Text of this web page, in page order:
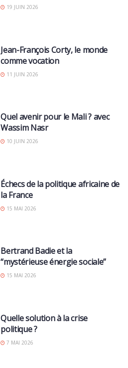
19 JUIN 2026
Jean-François Corty, le monde
comme vocation
11 JUIN 2026
Quel avenir pour le Mali ? avec
Wassim Nasr
10 JUIN 2026
Échecs de la politique africaine de
la France
15 MAI 2026
Bertrand Badie et la
“mystérieuse énergie sociale”
15 MAI 2026
Quelle solution à la crise
politique ?
7 MAI 2026